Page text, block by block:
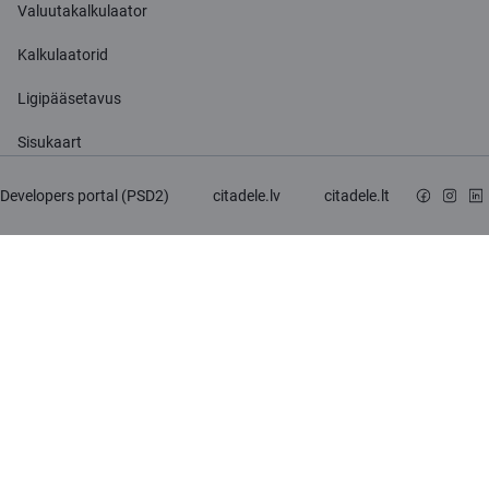
Valuutakalkulaator
Kalkulaatorid
Ligipääsetavus
Sisukaart
Developers portal (PSD2) citadele.lv citadele.lt